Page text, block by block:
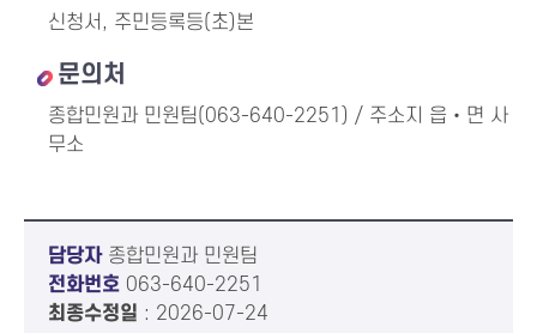
신청서, 주민등록등(초)본
문의처
종합민원과 민원팀(063-640-2251) / 주소지 읍‧면 사
무소
담당자종합민원과 민원팀
전화번호 063-640-2251
최종수정일 : 2026-07-24